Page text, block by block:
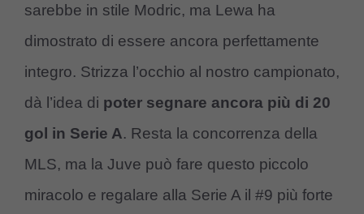
sarebbe in stile Modric, ma Lewa ha
dimostrato di essere ancora perfettamente
integro. Strizza l’occhio al nostro campionato,
dà l’idea di poter segnare ancora più di 20
gol in Serie A. Resta la concorrenza della
MLS, ma la Juve può fare questo piccolo
miracolo e regalare alla Serie A il #9 più forte